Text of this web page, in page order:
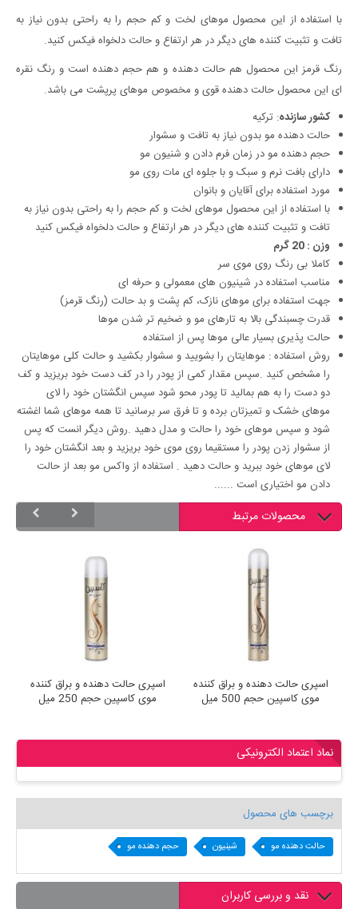
با استفاده از این محصول موهای لخت و کم حجم را به راحتی بدون نیاز به
تافت و تثبیت کننده های دیگر در هر ارتفاع و حالت دلخواه فیکس کنید.
رنگ قرمز این محصول هم حالت دهنده و هم حجم دهنده است و رنگ نقره
ای این محصول حالت دهنده قوی و مخصوص موهای پرپشت می باشد.
کشور سازنده: ترکیه
حالت دهنده مو بدون نیاز به تافت و سشوار
حجم دهنده مو در زمان فرم دادن و شنیون مو
دارای بافت نرم و سبک و با جلوه ای مات روی مو
مورد استفاده برای آقایان و بانوان
با استفاده از این محصول موهای لخت و کم حجم را به راحتی بدون نیاز به
تافت و تثبیت کننده های دیگر در هر ارتفاع و حالت دلخواه فیکس کنید
وزن : 20 گرم
کاملا بی رنگ روی موی سر
مناسب استفاده در شینیون های معمولی و حرفه ای
جهت استفاده برای موهای نازک، کم پشت و بد حالت (رنگ قرمز)
قدرت چسبندگی بالا به تارهای مو و ضخیم تر شدن موها
حالت پذیری بسیار عالی موها پس از استفاده
روش استفاده : موهایتان را بشویید و سشوار بکشید و حالت کلی موهایتان
را مشخص کنید .سپس مقدار کمی از پودر را در کف دست خود بریزید و کف
دو دست را به هم بمالید تا پودر محو شود سپس انگشتان خود را لای
موهای خشک و تمیزتان برده و تا فرق سر برسانید تا همه موهای شما اغشته
شود و سپس موهای خود را حالت و مدل دهید .روش دیگر انست که پس
از سشوار زدن پودر را مستقیما روی موی خود بریزید و بعد انگشتان خود را
لای موهای خود ببرید و حالت دهید . استفاده از واکس مو بعد از حالت
دادن مو اختیاری است ......
محصولات مرتبط
اسپری حالت دهنده و براق کننده
موی کاسپین حجم 250 میل
اسپری حالت دهنده و براق کننده
موی کاسپین حجم 500 میل
نماد اعتماد الکترونیکی
برچسب های محصول
حالت دهنده مو شینیون حجم دهنده مو
نقد و بررسی کاربران